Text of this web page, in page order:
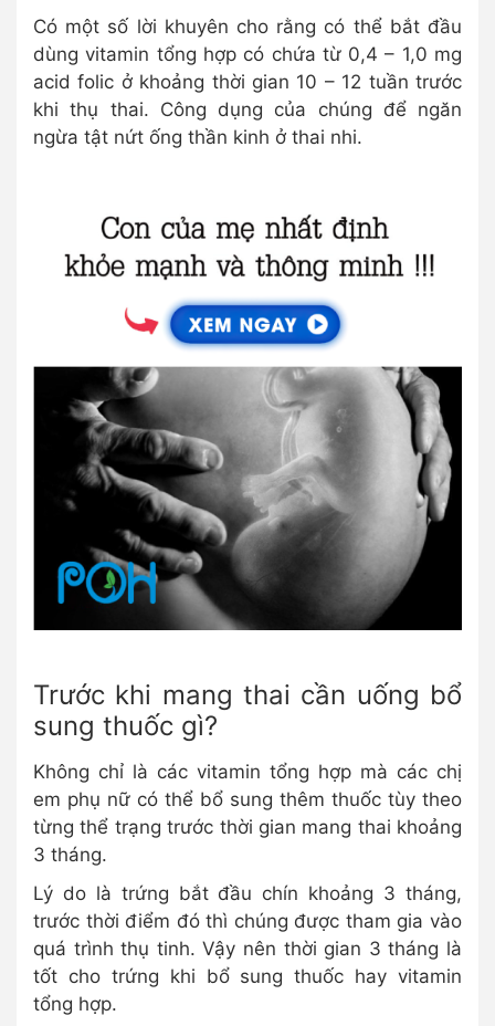
Có một số lời khuyên cho rằng có thể bắt đầu
dùng vitamin tổng hợp có chứa từ 0,4 – 1,0 mg
acid folic ở khoảng thời gian 10 – 12 tuần trước
khi thụ thai. Công dụng của chúng để ngăn
ngừa tật nứt ống thần kinh ở thai nhi.
Trước khi mang thai cần uống bổ
sung thuốc gì?
Không chỉ là các vitamin tổng hợp mà các chị
em phụ nữ có thể bổ sung thêm thuốc tùy theo
từng thể trạng trước thời gian mang thai khoảng
3 tháng.
Lý do là trứng bắt đầu chín khoảng 3 tháng,
trước thời điểm đó thì chúng được tham gia vào
quá trình thụ tinh. Vậy nên thời gian 3 tháng là
tốt cho trứng khi bổ sung thuốc hay vitamin
tổng hợp.